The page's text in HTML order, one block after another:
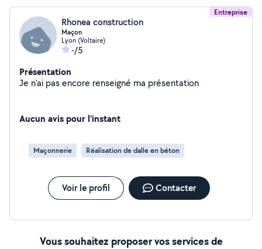
Entreprise
Rhonea construction
Maçon
Lyon (Voltaire)
-/5
Présentation
Je n'ai pas encore renseigné ma présentation
Aucun avis pour l'instant
Maçonnerie Réalisation de dalle en béton
Voir le profil Contacter
Vous souhaitez proposer vos services de